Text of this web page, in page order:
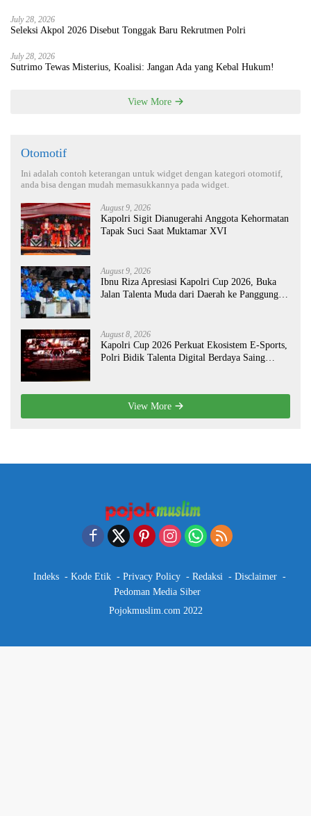
July 28, 2026
Seleksi Akpol 2026 Disebut Tonggak Baru Rekrutmen Polri
July 28, 2026
Sutrimo Tewas Misterius, Koalisi: Jangan Ada yang Kebal Hukum!
View More
Otomotif
Ini adalah contoh keterangan untuk widget dengan kategori otomotif,
anda bisa dengan mudah memasukkannya pada widget.
August 9, 2026
Kapolri Sigit Dianugerahi Anggota Kehormatan
Tapak Suci Saat Muktamar XVI
August 9, 2026
Ibnu Riza Apresiasi Kapolri Cup 2026, Buka
Jalan Talenta Muda dari Daerah ke Panggung
August 8, 2026
Kapolri Cup 2026 Perkuat Ekosistem E-Sports,
Polri Bidik Talenta Digital Berdaya Saing
View More
Indeks Kode Etik Privacy Policy Redaksi
Disclaimer
Pedoman Media Siber
Pojokmuslim.com 2022